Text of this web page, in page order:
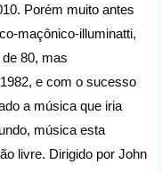
Porém muito antes
maçônico-illuminatti,
80, mas
e com o sucesso
a música que iria
música esta
livre. Dirigido por John